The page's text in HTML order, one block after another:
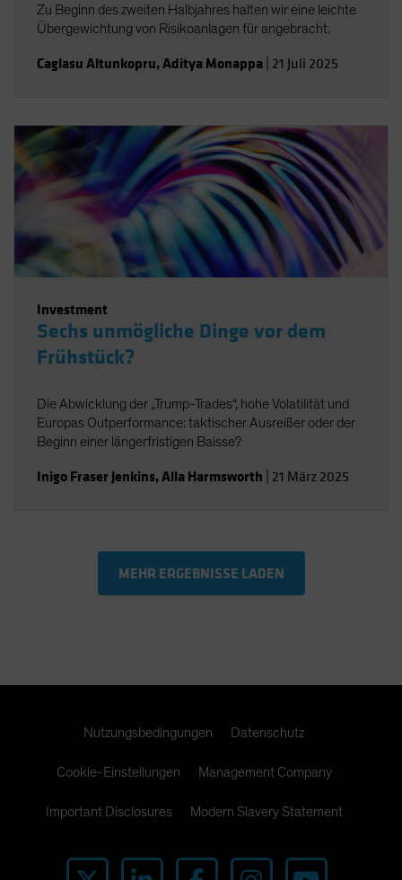
Zu Beginn des zweiten Halbjahres halten wir eine leichte
Übergewichtung von Risikoanlagen für angebracht.
Caglasu Altunkopru,Aditya Monappa 21 Juli 2025
Investment
Sechs unmögliche Dinge vor dem
Frühstück?
Die Abwicklung der „Trump-Trades“, hohe Volatilität und
Europas Outperformance: taktischer Ausreißer oder der
Beginn einer längerfristigen Baisse?
Inigo Fraser Jenkins,Alla Harmsworth 21 März 2025
MEHR ERGEBNISSE LADEN
Nutzungsbedingungen Datenschutz
Cookie-Einstellungen Management Company
Important Disclosures Modern Slavery Statement